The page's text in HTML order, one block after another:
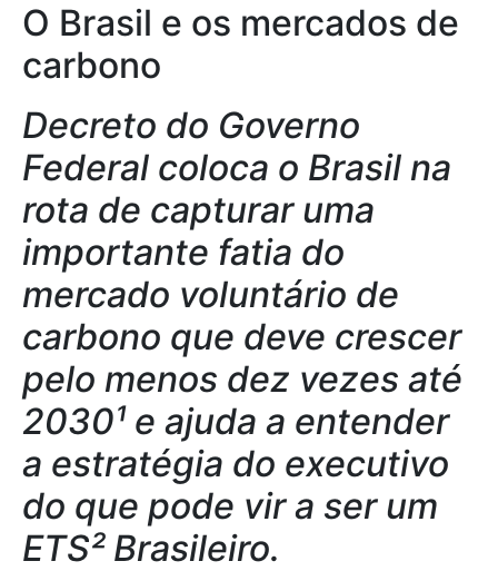
O Brasil e os mercados de
carbono
Decreto do Governo
Federal coloca o Brasil na
rota de capturar uma
importante fatia do
mercado voluntário de
carbono que deve crescer
pelo menos dez vezes até
2030¹ e ajuda a entender
a estratégia do executivo
do que pode vir a ser um
ETS² Brasileiro.